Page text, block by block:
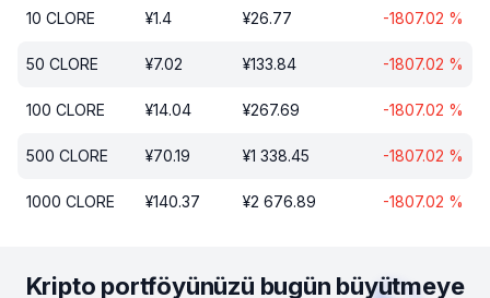
10 CLORE ¥1.4 ¥26.77 -1807.02 %
50 CLORE ¥7.02 ¥133.84 -1807.02 %
100 CLORE ¥14.04 ¥267.69 -1807.02 %
500 CLORE ¥70.19 ¥1 338.45 -1807.02 %
1000 CLORE ¥140.37 ¥2 676.89 -1807.02 %
Kripto portföyünüzü bugün büyütmeye